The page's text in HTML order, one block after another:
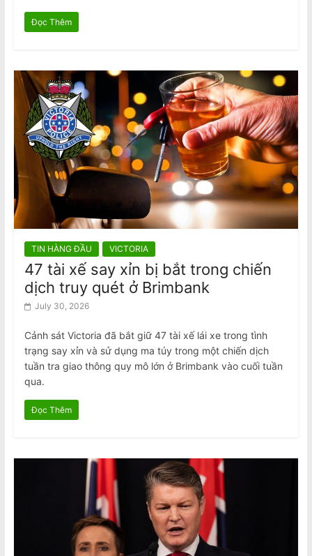
Đọc Thêm
TIN HÀNG ĐẦU VICTORIA
47 tài xế say xỉn bị bắt trong chiến
dịch truy quét ở Brimbank
July 30, 2026
Cảnh sát Victoria đã bắt giữ 47 tài xế lái xe trong tình
trạng say xỉn và sử dụng ma túy trong một chiến dịch
tuần tra giao thông quy mô lớn ở Brimbank vào cuối tuần
qua.
Đọc Thêm